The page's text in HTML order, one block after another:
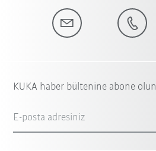
KUKA haber bültenine abone olun
E-posta adresiniz